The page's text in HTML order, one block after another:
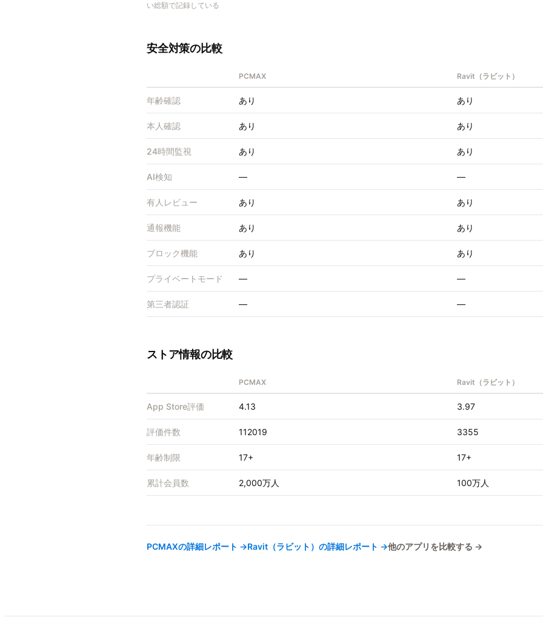
い総額で記録している
安全対策の比較
PCMAX Ravit（ラビット）
年齢確認 あり あり
本人確認 あり あり
24時間監視 あり あり
AI検知 — —
有人レビュー あり あり
通報機能 あり あり
ブロック機能 あり あり
プライベートモード — —
第三者認証 — —
ストア情報の比較
PCMAX Ravit（ラビット）
App Store評価 4.13 3.97
評価件数 112019 3355
年齢制限 17+ 17+
累計会員数 2,000万人 100万人
PCMAXの詳細レポート →Ravit（ラビット） の詳細レポート →他のアプリを比較する →